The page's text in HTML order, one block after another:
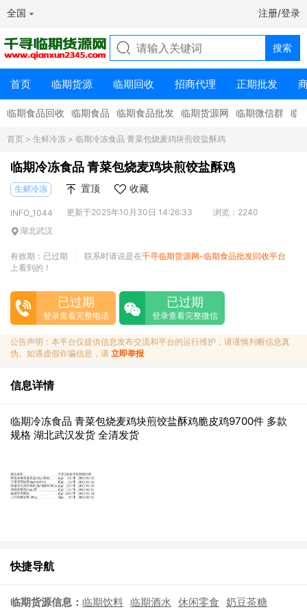
全国 注册/登录
首页 临期货源 临期回收 招商代理 正期批发
临期食品回收 临期食品 临期食品批发 临期货源网 临期微信群 临
首页 > 生鲜冷冻 > 临期冷冻食品 青菜包烧麦鸡块煎饺盐酥鸡
临期冷冻食品 青菜包烧麦鸡块煎饺盐酥鸡
生鲜冷冻 置顶 收藏
INFO_1044 更新于2025年10月30日 14:26:33
浏览：2240
湖北武汉
有效期：已过期 联系时请说是在千寻临期货源网-临期食品批发回收平台
上看到的！
已过期
登录查看完整电话
已过期
登录查看完整微信
公告声明：本平台仅提供信息发布交流和平台的运行维护，请谨慎判断信息真
伪。如遇虚假诈骗信息，请 立即举报
信息详情
临期冷冻食品 青菜包烧麦鸡块煎饺盐酥鸡脆皮鸡9700件 多款
规格 湖北武汉发货 全清发货
快捷导航
临期货源信息： 临期饮料 临期酒水 休闲零食 奶豆茶糖